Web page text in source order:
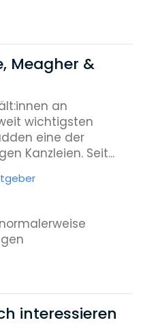
Meagher &
an
wichtigsten
eine der
Kanzleien. Seit...
interessieren